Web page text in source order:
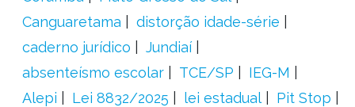
Canguaretama
distorção idade-série
caderno jurídico
Jundiaí
absenteísmo escolar
TCE/SP
IEG-M
Alepi
Lei 8832/2025 lei estadual
Pit Stop